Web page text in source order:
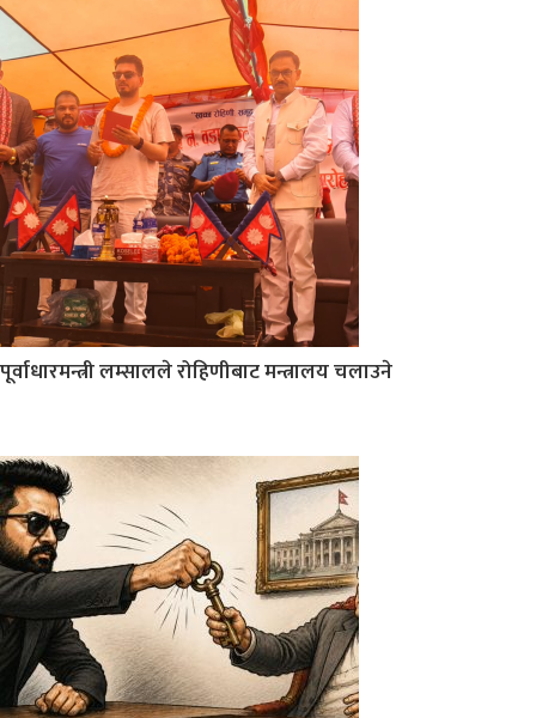
पूर्वाधारमन्त्री लम्सालले रोहिणीबाट मन्त्रालय चलाउने